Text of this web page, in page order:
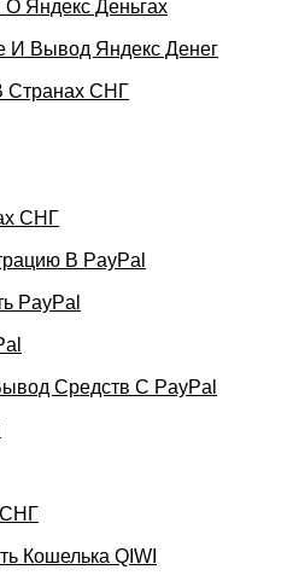
Яндекс Деньгах
И Вывод Яндекс Денег
Странах СНГ
СНГ
В PayPal
PayPal
Средств С PayPal
СНГ
Кошелька QIWI